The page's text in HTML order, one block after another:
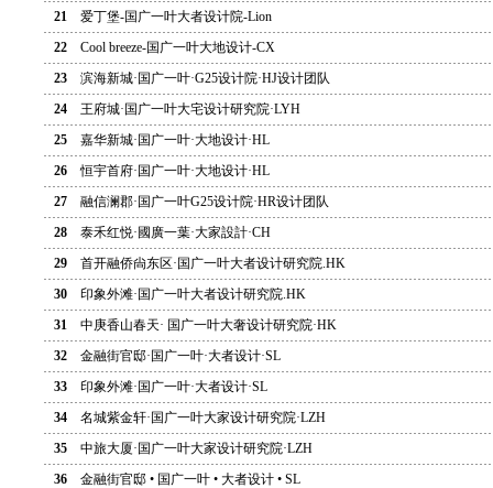
21
爱丁堡-国广一叶大者设计院-Lion
22
Cool breeze-国广一叶大地设计-CX
23
滨海新城·国广一叶·G25设计院·HJ设计团队
24
王府城·国广一叶大宅设计研究院·LYH
25
嘉华新城·国广一叶·大地设计·HL
26
恒宇首府·国广一叶·大地设计·HL
27
融信澜郡·国广一叶G25设计院·HR设计团队
28
泰禾红悦·國廣一葉·大家設計·CH
29
首开融侨尙东区·国广一叶大者设计研究院.HK
30
印象外滩·国广一叶大者设计研究院.HK
31
中庚香山春天· 国广一叶大奢设计研究院·HK
32
金融街官邸·国广一叶·大者设计·SL
33
印象外滩·国广一叶·大者设计·SL
34
名城紫金轩·国广一叶大家设计研究院·LZH
35
中旅大厦·国广一叶大家设计研究院·LZH
36
金融街官邸 • 国广一叶 • 大者设计 • SL